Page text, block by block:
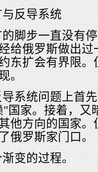
反导系统
脚步一直没有
给俄罗斯做出
东扩会有界限
。
系统问题上首
国家。接着，又
他方向的国家
俄罗斯家门口。
变的过程。